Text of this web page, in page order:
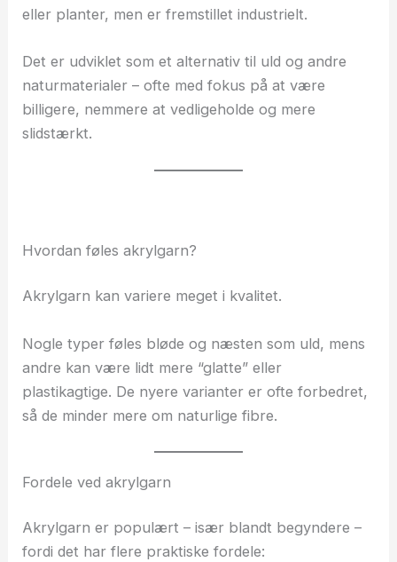
eller planter, men er fremstillet industrielt.
Det er udviklet som et alternativ til uld og andre
naturmaterialer – ofte med fokus på at være
billigere, nemmere at vedligeholde og mere
slidstærkt.
Hvordan føles akrylgarn?
Akrylgarn kan variere meget i kvalitet.
Nogle typer føles bløde og næsten som uld, mens
andre kan være lidt mere “glatte” eller
plastikagtige. De nyere varianter er ofte forbedret,
så de minder mere om naturlige fibre.
Fordele ved akrylgarn
Akrylgarn er populært – især blandt begyndere –
fordi det har flere praktiske fordele: